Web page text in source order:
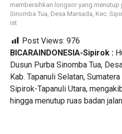
membersihkan longsor yang menutup
Sinomba Tua, Desa Marsada, Kec.
ist
Post Views: 976
BICARAINDONESIA-Sipirok :
Dusun Purba Sinomba Tua,
Kab. Tapanuli Selatan,
Sipirok-Tapanuli Utara,
hingga menutup ruas badan